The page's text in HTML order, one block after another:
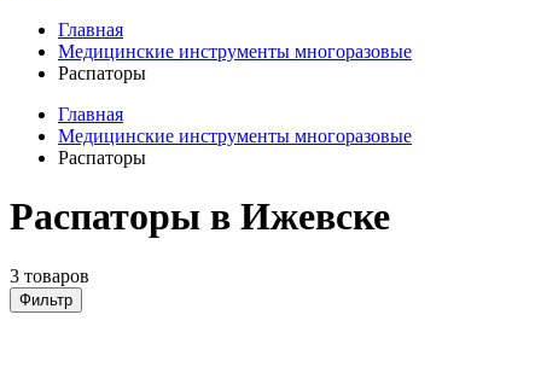
Главная
Медицинские инструменты многоразовые
Распаторы
Главная
Медицинские инструменты многоразовые
Распаторы
Распаторы в Ижевске
3 товаров
Фильтр